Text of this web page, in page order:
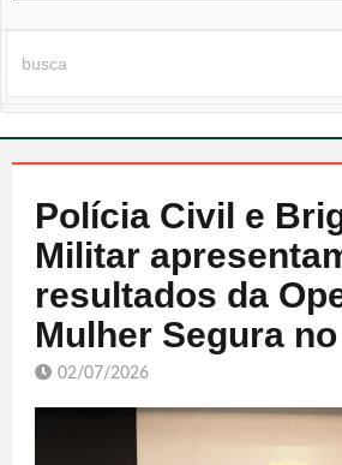
Polícia Civil e
Militar
resultados da
Mulher Segura
02/07/2026